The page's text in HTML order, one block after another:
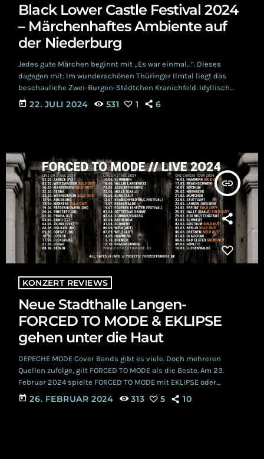
Black Lower Castle Festival 2024
– Märchenhaftes Ambiente auf
der Niederburg
Jedes gute Märchen beginnt mit „Es war einmal…“. Dieses
dagegen mit: Im wunderschönen Thüringer Ilmtal liegt das
beschauliche Zwei-Burgen-Städtchen Kranichfeld. Idyllisch
über dem Flussbett gelegen befindet sich die mittelalterliche
Niederburg. Für verschiedene Veranstaltungen bietet die
Location Vom Wiesenparkplatz bis […]
today 22. JULI 2024 531 1 6
insert_link
KONZERT REVIEWS
Neue Stadthalle Langen-
FORCED TO MODE & EKLIPSE
gehen unter die Haut
DEPECHE MODE Cover Bands gibt es viele. Doch mehreren
Quellen zufolge, gilt FORCED TO MODE als die Beste. Am 23.
Februar 2024 spielte FORCED TO MODE mit EKLIPSE oder
andersherum, im Rahmen der ‘One Caress Tour’, in der Neuen
Stadthalle in Langen. An diesem Abend sollte klassische Musik
today 26. FEBRUAR 2024 313 5 10